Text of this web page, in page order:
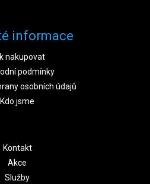
informace
nakupovat
podmínky
osobních údajů
Kdo jsme
Kontakt
Akce
Služby